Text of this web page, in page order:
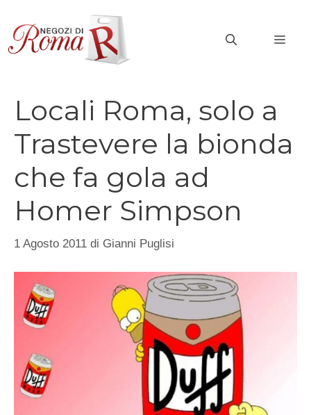
contenuto
Locali Roma, solo a
Trastevere la bionda
che fa gola ad
Homer Simpson
1 Agosto 2011 di Gianni Puglisi